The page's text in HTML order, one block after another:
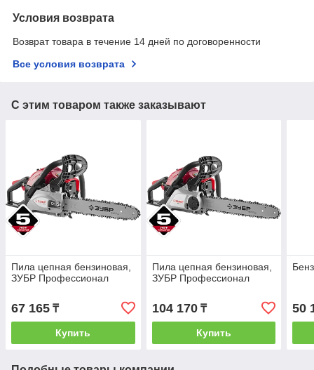
Условия возврата
Возврат товара в течение 14 дней по договоренности
Все условия возврата
С этим товаром также заказывают
Пила цепная бензиновая,
ЗУБР Профессионал
67 165 ₸
Купить
Пила цепная бензиновая,
ЗУБР Профессионал
104 170₸
Купить
50